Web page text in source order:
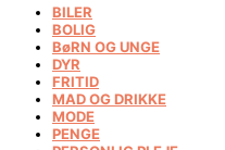
BILER
BOLIG
BøRN OG UNGE
DYR
FRITID
MAD OG DRIKKE
MODE
PENGE